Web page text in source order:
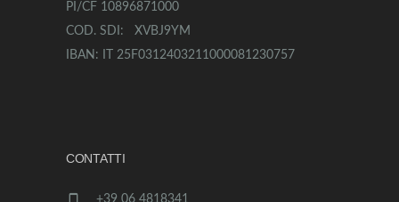
PI/CF 10896871000
COD. SDI: XVBJ9YM
IBAN: IT 25F0312403211000081230757
CONTATTI
+39 06 4818341